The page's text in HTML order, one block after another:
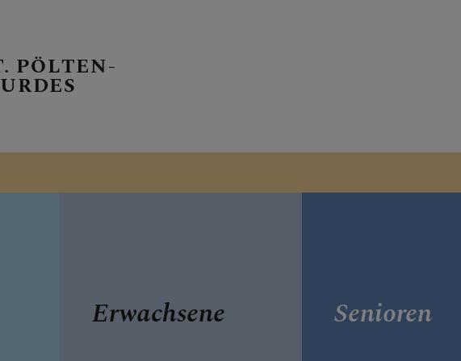
PFARRE
PÖLTEN-
Erwachsene Senioren